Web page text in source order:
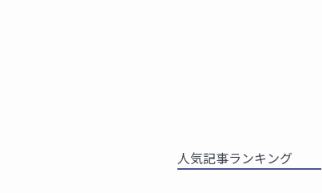
人気記事ランキング